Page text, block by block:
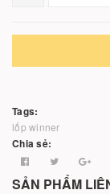
Tags:
lốp winner
Chia sẻ:
SẢN PHẨM